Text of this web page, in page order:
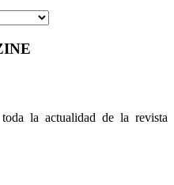
la actualidad de la revista